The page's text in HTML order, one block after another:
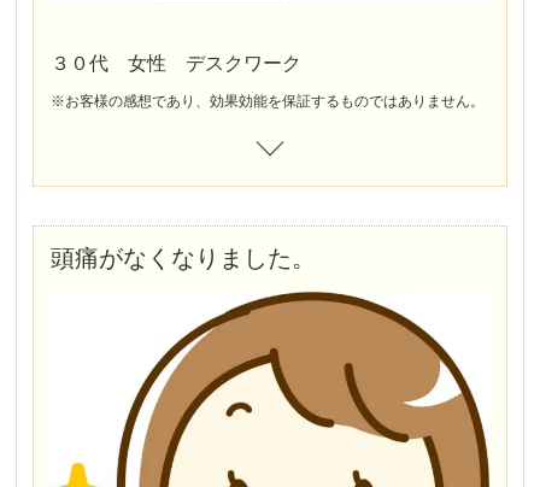
３０代 女性 デスクワーク
※お客様の感想であり、効果効能を保証するものではありません。
頭痛がなくなりました。